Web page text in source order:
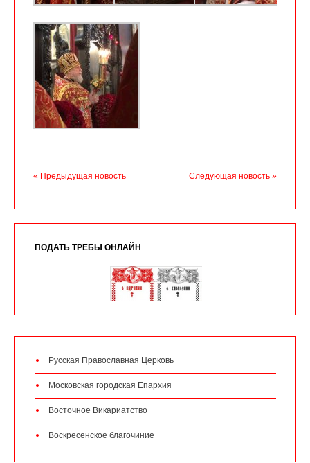
« Предыдущая новость Следующая новость »
ПОДАТЬ ТРЕБЫ ОНЛАЙН
Русская Православная Церковь
Московская городская Епархия
Восточное Викариатство
Воскресенское благочиние